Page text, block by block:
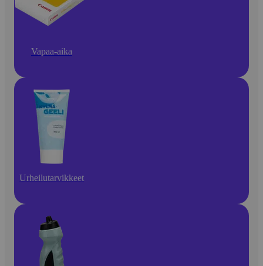
Vapaa-aika
Urheilutarvikkeet